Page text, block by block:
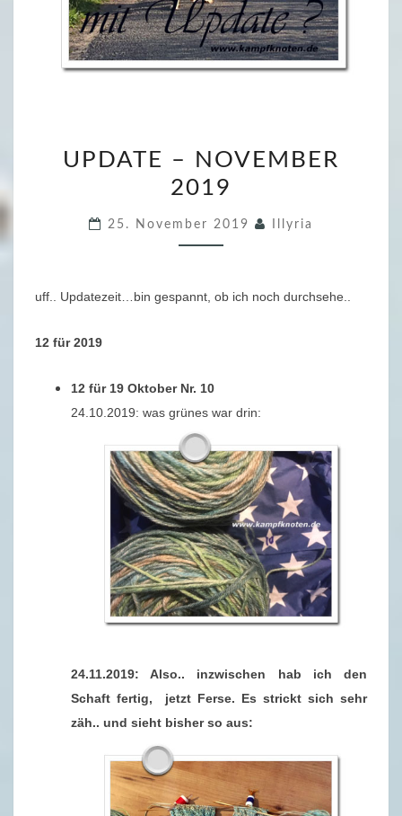
P
D
E
M
B
E
R
2
0
1
9
UPDATE – NOVEMBER
2019
25. November 2019 Illyria
uff.. Updatezeit…bin gespannt, ob ich noch durchsehe..
12 für 2019
12 für 19 Oktober Nr. 10
24.10.2019: was grünes war drin:
24.11.2019: Also.. inzwischen hab ich den
Schaft fertig, jetzt Ferse. Es strickt sich sehr
zäh.. und sieht bisher so aus: